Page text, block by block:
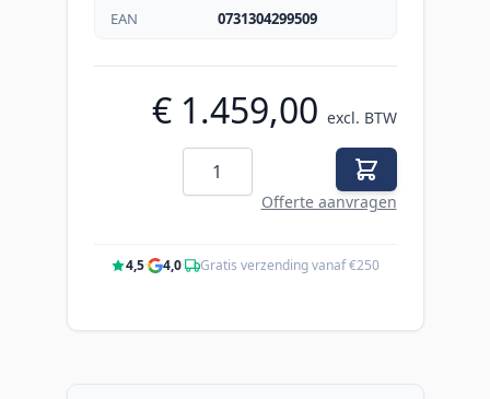
EAN
0731304299509
€ 1.459,00 excl. BTW
Aantal
Offerte aanvragen
4,5· 4,0· Gratis verzending vanaf €250